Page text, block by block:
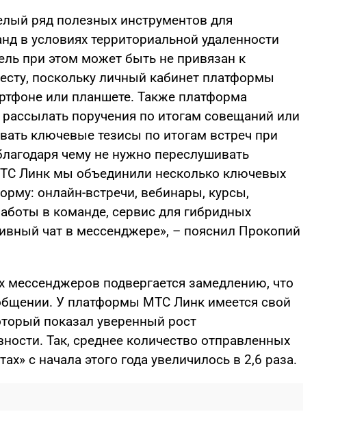
ряд полезных инструментов для
в условиях территориальной удаленности
при этом может быть не привязан к
поскольку личный кабинет платформы
или планшете. Также платформа
поручения по итогам совещаний или
ключевые тезисы по итогам встреч при
чему не нужно переслушивать
Линк мы объединили несколько ключевых
онлайн-встречи, вебинары, курсы,
в команде, сервис для гибридных
чат в мессенджере», – пояснил Прокопий
мессенджеров подвергается замедлению, что
У платформы МТС Линк имеется свой
показал уверенный рост
Так, среднее количество отправленных
с начала этого года увеличилось в 2,6 раза.